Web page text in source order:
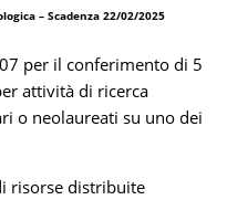
– Scadenza 22/02/2025
per il conferimento di 5
attività di ricerca
o neolaureati su uno dei
risorse distribuite